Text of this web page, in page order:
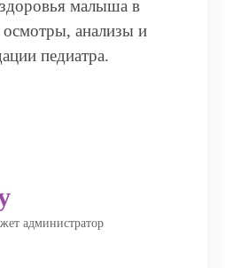
малыша в
анализы и
педиатра.
администратор